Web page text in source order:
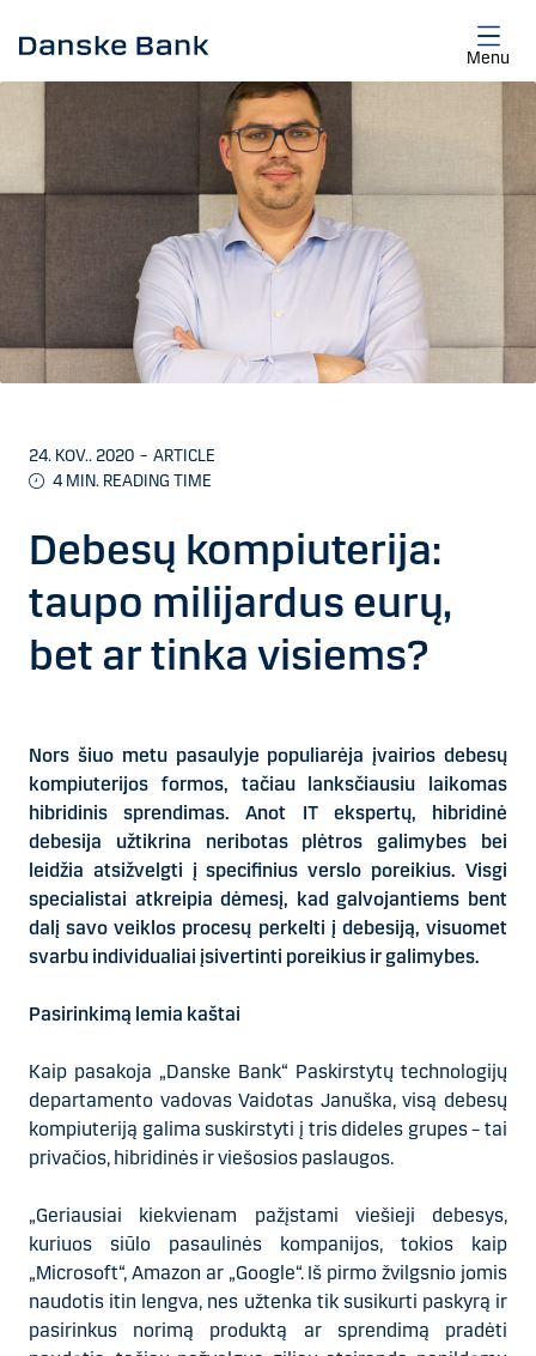
Menu
24. KOV.. 2020 – ARTICLE
4MIN. READING TIME
Debesų kompiuterija:
taupo milijardus eurų,
bet ar tinka visiems?
Nors šiuo metu pasaulyje populiarėja įvairios debesų
kompiuterijos formos, tačiau lanksčiausiu laikomas
hibridinis sprendimas. Anot IT ekspertų, hibridinė
debesija užtikrina neribotas plėtros galimybes bei
leidžia atsižvelgti į specifinius verslo poreikius. Visgi
specialistai atkreipia dėmesį, kad galvojantiems bent
dalį savo veiklos procesų perkelti į debesiją, visuomet
svarbu individualiai įsivertinti poreikius ir galimybes.
Pasirinkimą lemia kaštai
Kaip pasakoja „Danske Bank“ Paskirstytų technologijų
departamento vadovas Vaidotas Januška, visą debesų
kompiuteriją galima suskirstyti į tris dideles grupes – tai
privačios, hibridinės ir viešosios paslaugos.
„Geriausiai kiekvienam pažįstami viešieji debesys,
kuriuos siūlo pasaulinės kompanijos, tokios kaip
„Microsoft“, Amazon ar „Google“. Iš pirmo žvilgsnio jomis
naudotis itin lengva, nes užtenka tik susikurti paskyrą ir
pasirinkus norimą produktą ar sprendimą pradėti